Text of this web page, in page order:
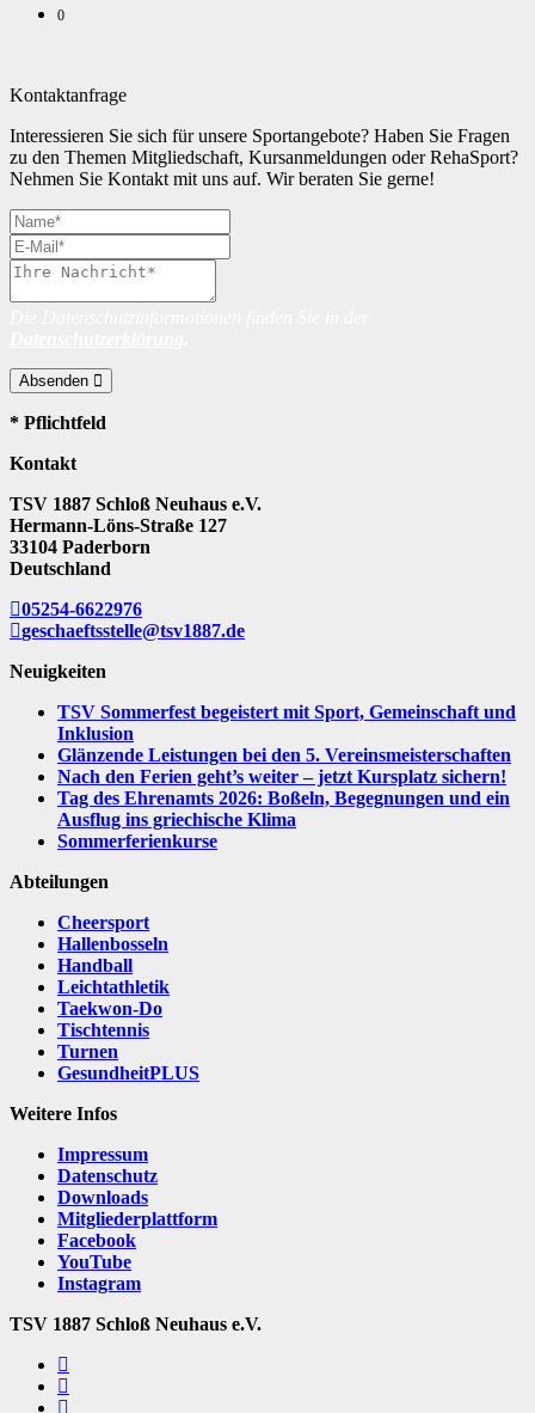
0
Kontaktanfrage
Interessieren Sie sich für unsere Sportangebote? Haben Sie Fragen
zu den Themen Mitgliedschaft, Kursanmeldungen oder RehaSport?
Nehmen Sie Kontakt mit uns auf. Wir beraten Sie gerne!
Absenden
* Pflichtfeld
Kontakt
TSV 1887 Schloß Neuhaus e.V.
Hermann-Löns-Straße 127
33104 Paderborn
Deutschland
05254-6622976
geschaeftsstelle@tsv1887.de
Neuigkeiten
TSV Sommerfest begeistert mit Sport, Gemeinschaft und
Inklusion
Glänzende Leistungen bei den 5. Vereinsmeisterschaften
Nach den Ferien geht’s weiter – jetzt Kursplatz sichern!
Tag des Ehrenamts 2026: Boßeln, Begegnungen und ein
Ausflug ins griechische Klima
Sommerferienkurse
Abteilungen
Cheersport
Hallenbosseln
Handball
Leichtathletik
Taekwon-Do
Tischtennis
Turnen
GesundheitPLUS
Weitere Infos
Impressum
Datenschutz
Downloads
Mitgliederplattform
Facebook
YouTube
Instagram
TSV 1887 Schloß Neuhaus e.V.